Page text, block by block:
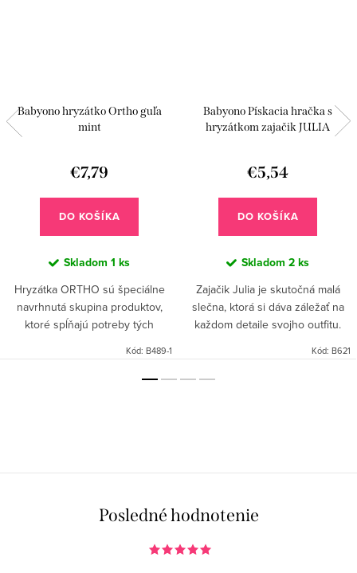
Babyono hryzátko Ortho guľa
mint
€7,79
DO KOŠÍKA
Skladom 1 ks
Hryzátka ORTHO sú špeciálne
navrhnutá skupina produktov,
ktoré spĺňajú potreby tých
v psycho-fyzickom kontexte pre...
Kód: B489-1
Babyono Pískacia hračka s
hryzátkom zajačik JULIA
€5,54
DO KOŠÍKA
Skladom 2 ks
Zajačik Julia je skutočná malá
slečna, ktorá si dáva záležať na
každom detaile svojho outfitu.
vzhľadom povzbudzuje...
Kód: B621
Posledné hodnotenie